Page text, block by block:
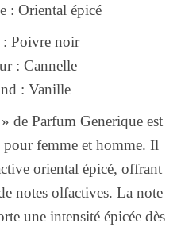
: Oriental épicé
: Poivre noir
: Cannelle
: Vanille
de Parfum Generique est
pour femme et homme. Il
oriental épicé, offrant
notes olfactives. La note
une intensité épicée dès